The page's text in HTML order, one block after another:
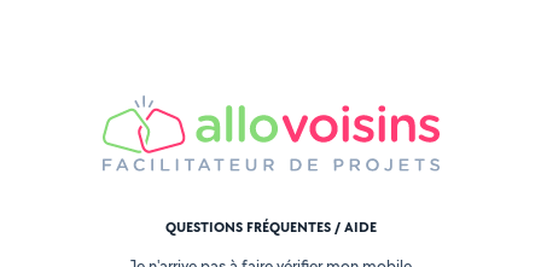
QUESTIONS FRÉQUENTES / AIDE